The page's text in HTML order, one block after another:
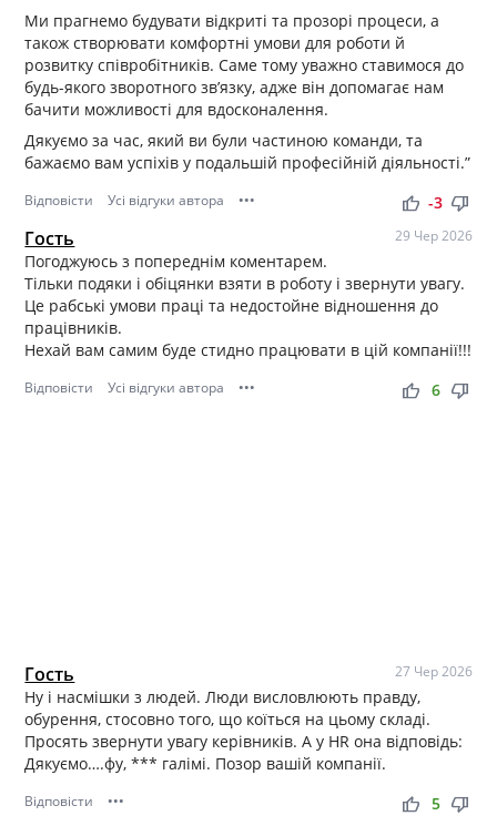
Ми прагнемо будувати відкриті та прозорі процеси, а
також створювати комфортні умови для роботи й
розвитку співробітників. Саме тому уважно ставимося до
будь-якого зворотного зв’язку, адже він допомагає нам
бачити можливості для вдосконалення.
Дякуємо за час, який ви були частиною команди, та
бажаємо вам успіхів у подальшій професійній діяльності.”
Відповісти Усі відгуки автора ••• thumb_up thumb_down
-3
Гость 29 Чер 2026
Погоджуюсь з попереднім коментарем.
Тільки подяки і обіцянки взяти в роботу і звернути увагу.
Це рабські умови праці та недостойне відношення до
працівників.
Нехай вам самим буде стидно працювати в цій компанії!!!
Відповісти Усі відгуки автора ••• thumb_up thumb_down
6
Гость 27 Чер 2026
Ну і насмішки з людей. Люди висловлюють правду,
обурення, стосовно того, що коїться на цьому складі.
Просять звернути увагу керівників. А у HR она відповідь:
Дякуємо….фу, *** галімі. Позор вашій компанії.
Відповісти ••• thumb_up thumb_down
5